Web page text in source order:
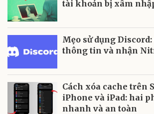
tài khoản bị xâm
Mẹo sử dụng Discord:
thông tin và nhận
Cách xóa cache trên
iPhone và iPad: hai
nhanh và an toàn